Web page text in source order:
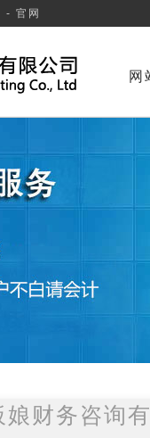
- 官网
网
娘财务咨询